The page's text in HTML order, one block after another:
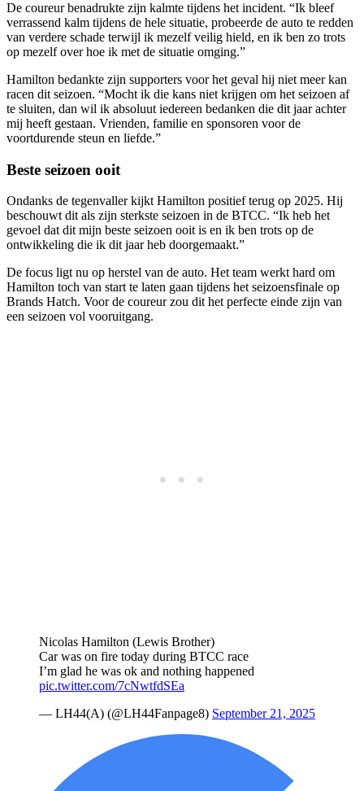
De coureur benadrukte zijn kalmte tijdens het incident. “Ik bleef
verrassend kalm tijdens de hele situatie, probeerde de auto te redden
van verdere schade terwijl ik mezelf veilig hield, en ik ben zo trots
op mezelf over hoe ik met de situatie omging.”
Hamilton bedankte zijn supporters voor het geval hij niet meer kan
racen dit seizoen. “Mocht ik die kans niet krijgen om het seizoen af
te sluiten, dan wil ik absoluut iedereen bedanken die dit jaar achter
mij heeft gestaan. Vrienden, familie en sponsoren voor de
voortdurende steun en liefde.”
Beste seizoen ooit
Ondanks de tegenvaller kijkt Hamilton positief terug op 2025. Hij
beschouwt dit als zijn sterkste seizoen in de BTCC. “Ik heb het
gevoel dat dit mijn beste seizoen ooit is en ik ben trots op de
ontwikkeling die ik dit jaar heb doorgemaakt.”
De focus ligt nu op herstel van de auto. Het team werkt hard om
Hamilton toch van start te laten gaan tijdens het seizoensfinale op
Brands Hatch. Voor de coureur zou dit het perfecte einde zijn van
een seizoen vol vooruitgang.
Nicolas Hamilton (Lewis Brother)
Car was on fire today during BTCC race
I’m glad he was ok and nothing happened
pic.twitter.com/7cNwtfdSEa
— LH44(A) (@LH44Fanpage8) September 21, 2025